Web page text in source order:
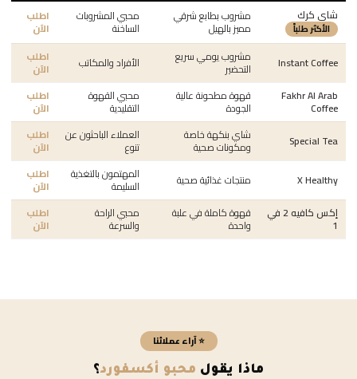
شاي كرك
الأكثر طلباً
مشروب بطابع شرقي
مميز بالهيل
محبي المشروبات
الساخنة
اطلب
الآن
Instant Coffee
مشروب يومي سريع
التحضير الأفراد والمكاتب اطلب
الآن
Fakhr Al Arab
Coffee
قهوة مطحونة عالية
الجودة
محبي القهوة
التقليدية
اطلب
الآن
Special Tea
شاي بنكهة خاصة
ومكونات صحية
العملاء الباحثون عن
تنوع
اطلب
الآن
X Healthy
منتجات غذائية صحية المهتمون بالتغذية
السليمة
اطلب
الآن
إكس كافيه 2 في
1
قهوة كاملة في علبة
واحدة
محبي الراحة
والسرعة
اطلب
الآن
⭐ آراء عملائنا
ماذا يقول محبو أكسفورد؟